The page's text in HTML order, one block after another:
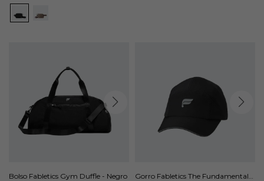
Bolso Fabletics Gym Duffle - Negro
Gorro Fabletics The Fundamental